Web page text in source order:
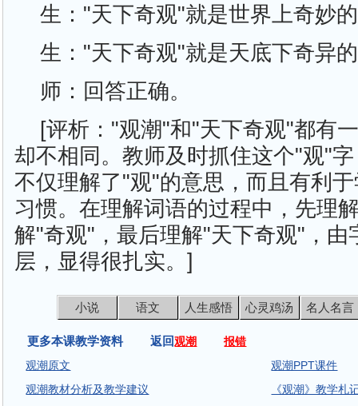
生："天下奇观"就是世界上奇妙
生："天下奇观"就是天底下奇异
师：回答正确。
[评析："观潮"和"天下奇观"都有
却不相同。教师及时抓住这个"观"
不仅理解了"观"的意思，而且有利
习惯。在理解词语的过程中，先理
解"奇观"，最后理解"天下奇观"，由
层，显得很扎实。]
小说 语文 人生感悟 心灵鸡汤 名人名言
更多本课教学资料 返回观潮
报错
观潮原文
观潮PPT课件
观潮教材分析及教学建议
《观潮》教学札